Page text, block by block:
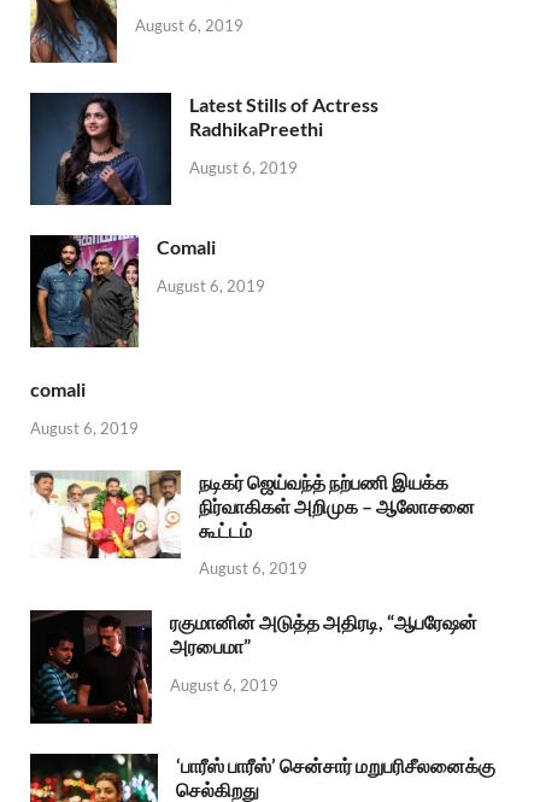
August 6, 2019
Latest Stills of Actress
RadhikaPreethi
August 6, 2019
Comali
August 6, 2019
comali
August 6, 2019
நடிகர் ஜெய்வந்த் நற்பணி இயக்க
நிர்வாகிகள் அறிமுக – ஆலோசனை
கூட்டம்
August 6, 2019
ரகுமானின் அடுத்த அதிரடி, “ஆபரேஷன்
அரபைமா”
August 6, 2019
‘பாரீஸ் பாரீஸ்’ சென்சார் மறுபரிசீலனைக்கு
செல்கிறது